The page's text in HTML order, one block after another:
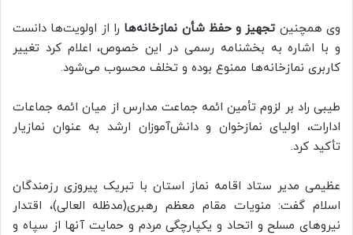
وی همچنین تجهیز و حفظ شأن نمازخانه‌ها را از اولویت‌ها دانست
و با اشاره به بخشنامه رسمی در این خصوص، اعلام کرد تغییر
کاربری نمازخانه‌ها ممنوع بوده و تخلف محسوب می‌شود.
طیبی راد بر لزوم تأمین ائمه جماعت مدارس از میان ائمه جماعات
ادارات، اولیای نمازخوان و دانش‌آموزان ارشد به عنوان نمازیار
تأکید کرد.
عظیمی مدیر ستاد اقامه نماز استان با تبریک پیروزی رزمندگان
اسلام گفت: منویات مقام معظم رهبری(مدظله العالی)، اقتدار
نیروهای مسلح و اتحاد و یکپارچگی مردم و حمایت آنها از سپاه و